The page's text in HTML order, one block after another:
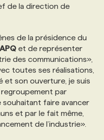
de la direction de
de la présidence du
et de représenter
des communications»,
toutes ses réalisations,
et son ouverture, je suis
par
faire avancer
et par le fait même,
de l’industrie».